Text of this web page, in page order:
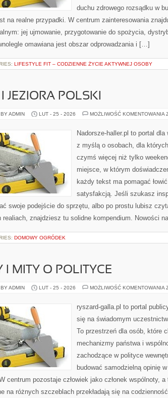
duchu zdrowego rozsądku w
na realne przypadki. W centrum zainteresowania
jej ujmowanie, przygotowanie do spożycia,
omawiana jest obszar odprowadzania i […]
LIFESTYLE FIT – CODZIENNE ŻYCIE AKTYWNEJ OSOBY
I JEZIORA POLSKI
ADMIN LUT - 25 - 2026 MOŻLIWOŚĆ KOMENTOWANIA
Nadorsze-haller.pl to portal dla
z myślą o osobach, dla
czymś więcej niż tylko
miejsce, w którym
każdy tekst ma pomagać
satysfakcją. Jeśli szukasz
swoje podejście do sprzętu, albo po prostu lubisz
realiach, znajdziesz tu solidne kompendium. Nowości
DOMOWY OGRÓDEK
I MITY O POLITYCE
ADMIN LUT - 25 - 2026 MOŻLIWOŚĆ KOMENTOWANIA
ryszard-galla.pl to portal
się na świadomym
To przestrzeń dla osób, które
mechanizmy państwa i
zachodzące w polityce
budować samodzielną opinię
centrum pozostaje człowiek jako członek wspólnoty,
na różnych szczeblach przekładają się na